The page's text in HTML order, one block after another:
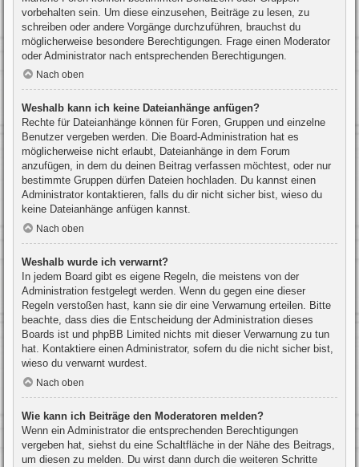
vorbehalten sein. Um diese einzusehen, Beiträge zu lesen, zu
schreiben oder andere Vorgänge durchzuführen, brauchst du
möglicherweise besondere Berechtigungen. Frage einen Moderator
oder Administrator nach entsprechenden Berechtigungen.
Nach oben
Weshalb kann ich keine Dateianhänge anfügen?
Rechte für Dateianhänge können für Foren, Gruppen und einzelne
Benutzer vergeben werden. Die Board-Administration hat es
möglicherweise nicht erlaubt, Dateianhänge in dem Forum
anzufügen, in dem du deinen Beitrag verfassen möchtest, oder nur
bestimmte Gruppen dürfen Dateien hochladen. Du kannst einen
Administrator kontaktieren, falls du dir nicht sicher bist, wieso du
keine Dateianhänge anfügen kannst.
Nach oben
Weshalb wurde ich verwarnt?
In jedem Board gibt es eigene Regeln, die meistens von der
Administration festgelegt werden. Wenn du gegen eine dieser
Regeln verstoßen hast, kann sie dir eine Verwarnung erteilen. Bitte
beachte, dass dies die Entscheidung der Administration dieses
Boards ist und phpBB Limited nichts mit dieser Verwarnung zu tun
hat. Kontaktiere einen Administrator, sofern du die nicht sicher bist,
wieso du verwarnt wurdest.
Nach oben
Wie kann ich Beiträge den Moderatoren melden?
Wenn ein Administrator die entsprechenden Berechtigungen
vergeben hat, siehst du eine Schaltfläche in der Nähe des Beitrags,
um diesen zu melden. Du wirst dann durch die weiteren Schritte